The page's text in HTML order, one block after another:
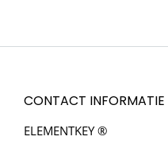
CONTACT INFORMATIE
ELEMENTKEY ®